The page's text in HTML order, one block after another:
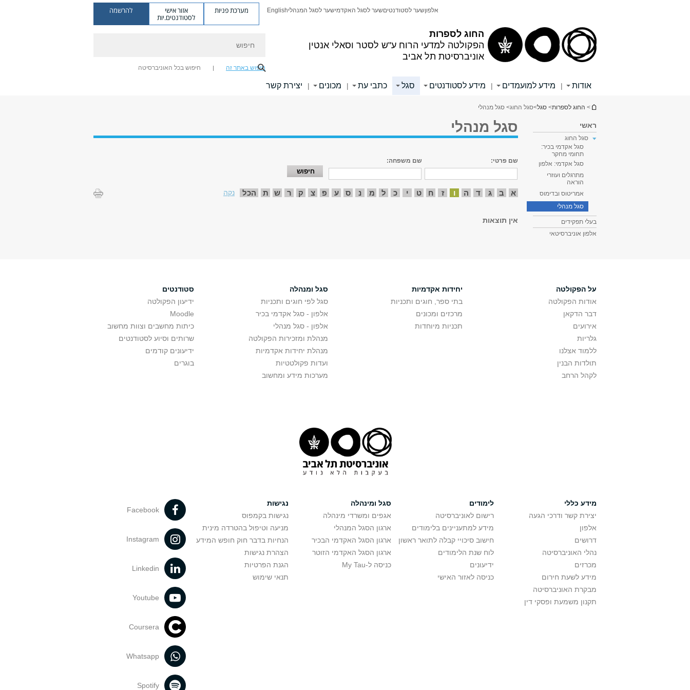
החוג לספרות
הפקולטה למדעי הרוח ע"ש לסטר וסאלי אנטין
אוניברסיטת תל אביב
אלפוןשער לסטודנטיםשער לסגל האקדמישער לסגל המנהליEnglish מערכת פניות אזור אישי
לסטודנטים.יות
להרשמה
חיפוש באתר זה חיפוש בכל האוניברסיטה
אודות | מידע למועמדים | מידע לסטודנטים סגל כתבי עת | מכונים | יצירת קשר
הינך נמצא כאן
> החוג לספרות> סגל>סגל החוג> סגל מנהלי
ראשי
סגל החוג
סגל אקדמי בכיר:
תחומי מחקר
סגל אקדמי: אלפון
מתרגלים ועוזרי
הוראה
אמריטוס ובדימוס
סגל מנהלי
בעלי תפקידים
אלפון אוניברסיטאי
סגל מנהלי
שם פרטי: שם משפחה:
א ב ג ד ה ו ז ח ט י כ ל מ נ ס ע פ צ ק ר ש ת הכל נקה
אין תוצאות
על הפקולטה
אודות הפקולטה
דבר הדקאן
אירועים
גלריות
ללמוד אצלנו
תולדות הבנין
לקהל הרחב
יחידות אקדמיות
בתי ספר, חוגים ותכניות
מרכזים ומכונים
תכניות מיוחדות
סגל ומנהלה
סגל לפי חוגים ותכניות
אלפון - סגל אקדמי בכיר
אלפון - סגל מנהלי
מנהלת ומזכירות הפקולטה
מנהלת יחידות אקדמיות
ועדות פקולטטיות
מערכות מידע ומחשוב
סטודנטים
ידיעון הפקולטה
Moodle
כיתות מחשבים וצוות מחשוב
שרותים וסיוע לסטודנטים
ידיעונים קודמים
בוגרים
מידע כללי
יצירת קשר ודרכי הגעה
אלפון
דרושים
נהלי האוניברסיטה
מכרזים
מידע לשעת חירום
מבקרת האוניברסיטה
תקנון משמעת ופסקי דין
לימודים
רישום לאוניברסיטה
מידע למתעניינים בלימודים
חישוב סיכויי קבלה לתואר ראשון
לוח שנת הלימודים
ידיעונים
כניסה לאזור האישי
סגל ומינהלה
אגפים ומשרדי מינהלה
ארגון הסגל המנהלי
ארגון הסגל האקדמי הבכיר
ארגון הסגל האקדמי הזוטר
כניסה ל-My Tau
נגישות
נגישות בקמפוס
מניעה וטיפול בהטרדה מינית
הנחיות בדבר חוק חופש המידע
הצהרת נגישות
הגנת הפרטיות
תנאי שימוש
Facebook
Instagram
Linkedin
Youtube
Coursera
Whatsapp
Spotify